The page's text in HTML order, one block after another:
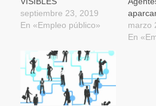
septiembre 23, 2019
En «Empleo público»
marzo
En